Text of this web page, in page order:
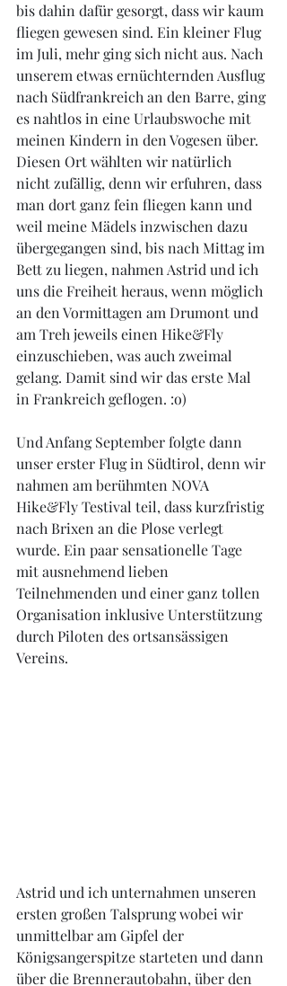
bis dahin dafür gesorgt, dass wir kaum
fliegen gewesen sind. Ein kleiner Flug
im Juli, mehr ging sich nicht aus. Nach
unserem etwas ernüchternden Ausflug
nach Südfrankreich an den Barre, ging
es nahtlos in eine Urlaubswoche mit
meinen Kindern in den Vogesen über.
Diesen Ort wählten wir natürlich
nicht zufällig, denn wir erfuhren, dass
man dort ganz fein fliegen kann und
weil meine Mädels inzwischen dazu
übergegangen sind, bis nach Mittag im
Bett zu liegen, nahmen Astrid und ich
uns die Freiheit heraus, wenn möglich
an den Vormittagen am Drumont und
am Treh jeweils einen Hike&Fly
einzuschieben, was auch zweimal
gelang. Damit sind wir das erste Mal
in Frankreich geflogen. :o)
Und Anfang September folgte dann
unser erster Flug in Südtirol, denn wir
nahmen am berühmten NOVA
Hike&Fly Testival teil, dass kurzfristig
nach Brixen an die Plose verlegt
wurde. Ein paar sensationelle Tage
mit ausnehmend lieben
Teilnehmenden und einer ganz tollen
Organisation inklusive Unterstützung
durch Piloten des ortsansässigen
Vereins.
Astrid und ich unternahmen unseren
ersten großen Talsprung wobei wir
unmittelbar am Gipfel der
Königsangerspitze starteten und dann
über die Brennerautobahn, über den